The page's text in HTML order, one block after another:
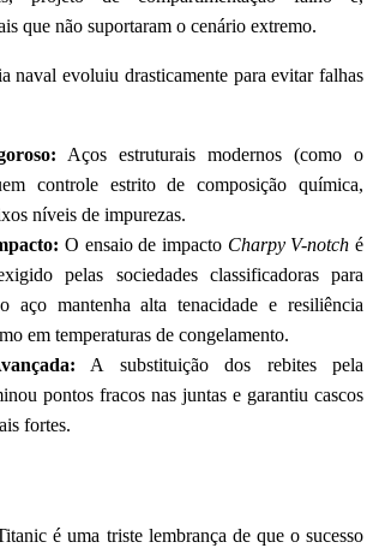
que não suportaram o cenário extremo.
naval evoluiu drasticamente para evitar falhas
Aços estruturais modernos (como o
controle estrito de composição química,
níveis de impurezas.
O ensaio de impacto Charpy V-notch é
pelas sociedades classificadoras para
aço mantenha alta tenacidade e resiliência
em temperaturas de congelamento.
A substituição dos rebites pela
pontos fracos nas juntas e garantiu cascos
fortes.
é uma triste lembrança de que o sucesso